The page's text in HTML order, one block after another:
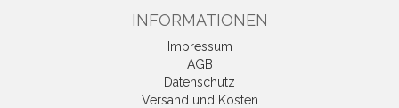
INFORMATIONEN
Impressum
AGB
Datenschutz
Versand und Kosten